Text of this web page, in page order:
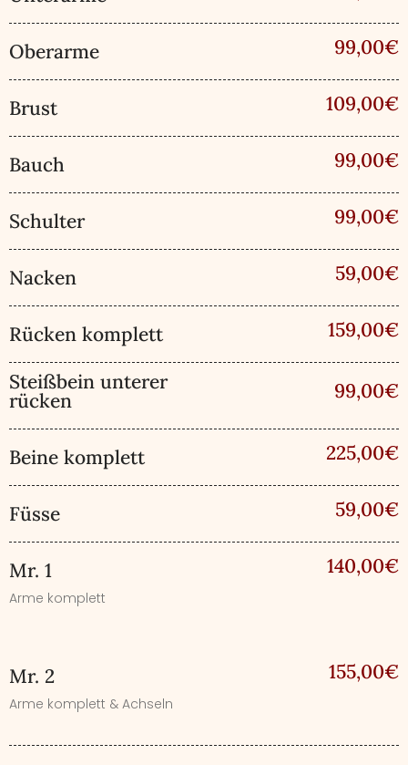
Oberarme 99,00€
Brust 109,00€
Bauch 99,00€
Schulter 99,00€
Nacken 59,00€
Rücken komplett 159,00€
Steißbein unterer
rücken 99,00€
Beine komplett 225,00€
Füsse 59,00€
Mr. 1 140,00€
Arme komplett
Mr. 2 155,00€
Arme komplett & Achseln